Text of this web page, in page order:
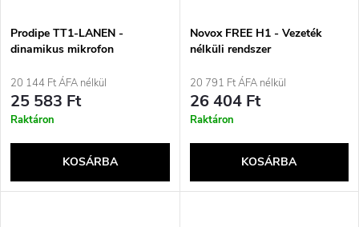
Prodipe TT1-LANEN -
dinamikus mikrofon
20 144 Ft ÁFA nélkül
25 583 Ft
Raktáron
KOSÁRBA
Novox FREE H1 - Vezeték
nélküli rendszer
20 791 Ft ÁFA nélkül
26 404 Ft
Raktáron
KOSÁRBA